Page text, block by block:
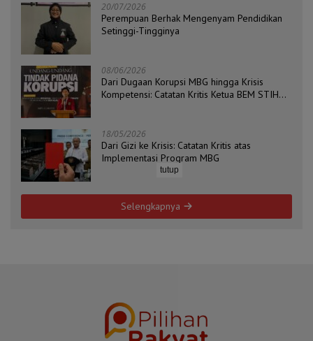
20/07/2026
Perempuan Berhak Mengenyam Pendidikan
Setinggi-Tingginya
08/06/2026
Dari Dugaan Korupsi MBG hingga Krisis
Kompetensi: Catatan Kritis Ketua BEM STIH
18/05/2026
Dari Gizi ke Krisis: Catatan Kritis atas
Implementasi Program MBG
Selengkapnya
tutup